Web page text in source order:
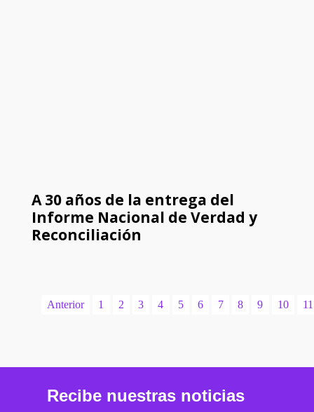
A 30 años de la entrega del
Informe Nacional de Verdad y
Reconciliación
Anterior 1 2 3 4 5 6 7 8 9 10 11
Recibe nuestras noticias